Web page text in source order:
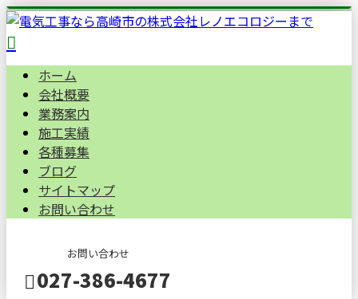
ホーム
会社概要
業務案内
施工実績
各種募集
ブログ
サイトマップ
お問い合わせ
お問い合わせ
027-386-4677